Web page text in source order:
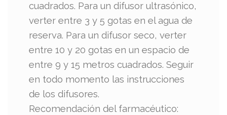
cuadrados. Para un difusor ultrasónico,
verter entre 3 y 5 gotas en el agua de
reserva. Para un difusor seco, verter
entre 10 y 20 gotas en un espacio de
entre 9 y 15 metros cuadrados. Seguir
en todo momento las instrucciones
de los difusores.
Recomendación del farmacéutico: